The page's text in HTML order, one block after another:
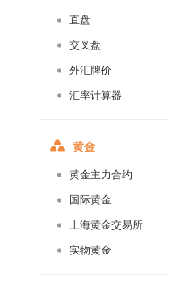
直盘
交叉盘
外汇牌价
汇率计算器
黄金
黄金主力合约
国际黄金
上海黄金交易所
实物黄金